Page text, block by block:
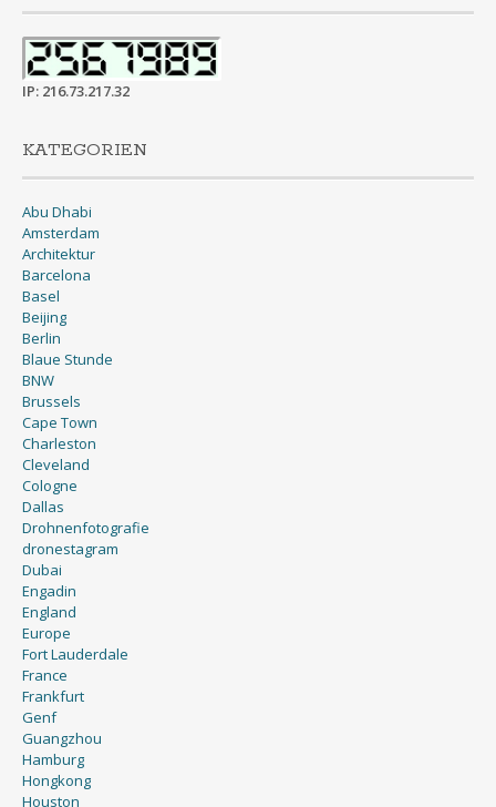
IP: 216.73.217.32
KATEGORIEN
Abu Dhabi
Amsterdam
Architektur
Barcelona
Basel
Beijing
Berlin
Blaue Stunde
BNW
Brussels
Cape Town
Charleston
Cleveland
Cologne
Dallas
Drohnenfotografie
dronestagram
Dubai
Engadin
England
Europe
Fort Lauderdale
France
Frankfurt
Genf
Guangzhou
Hamburg
Hongkong
Houston